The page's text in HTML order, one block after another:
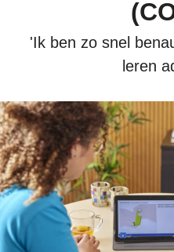
'Ik ben zo snel
leren